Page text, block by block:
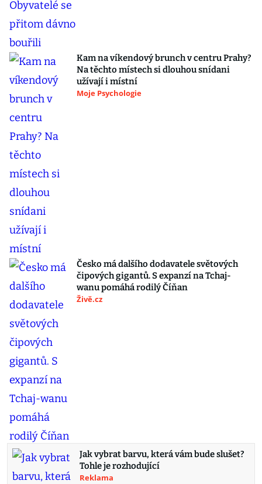
Kam na víkendový brunch v centru Prahy?
Na těchto místech si dlouhou snídani
užívají i místní
Moje Psychologie
Česko má dalšího dodavatele světových
čipových gigantů. S expanzí na Tchaj-
wanu pomáhá rodilý Číňan
Živě.cz
Jak vybrat barvu, která vám bude slušet?
Tohle je rozhodující
Reklama